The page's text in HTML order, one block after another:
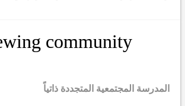
community
المدرسة المجتمعية المتجددة ذاتياً